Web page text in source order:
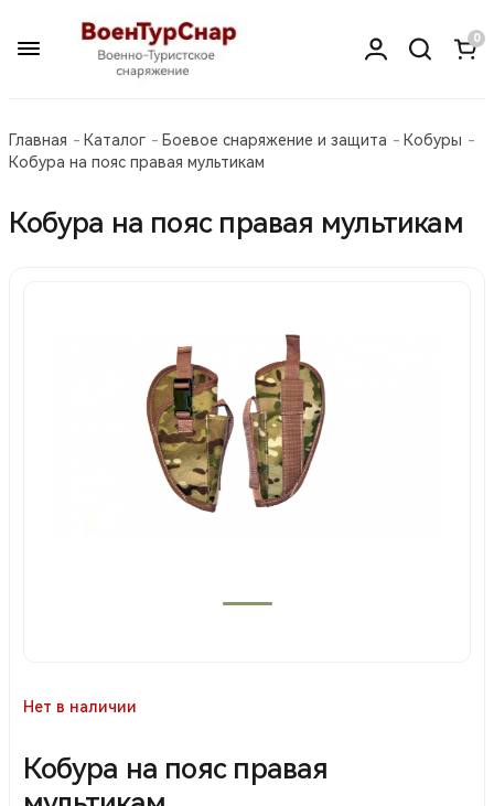
0
Главная Каталог Боевое снаряжение и защита
Кобуры
Кобура на пояс правая мультикам
Кобура на пояс правая мультикам
Нет в наличии
Кобура на пояс правая